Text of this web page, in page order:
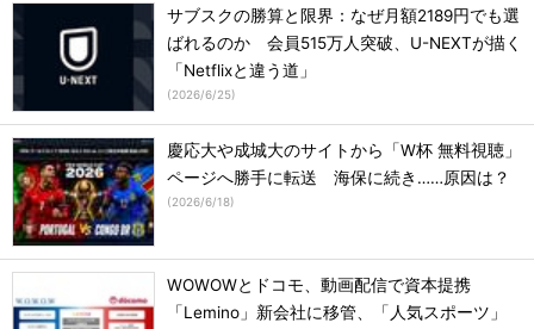
サブスクの勝算と限界：なぜ月額2189円でも選
ばれるのか 会員515万人突破、U-NEXTが描く
「Netflixと違う道」
(2026/6/25)
慶応大や成城大のサイトから「W杯 無料視聴」
ページへ勝手に転送 海保に続き……原因は？
(2026/6/18)
WOWOWとドコモ、動画配信で資本提携
「Lemino」新会社に移管、「人気スポーツ」